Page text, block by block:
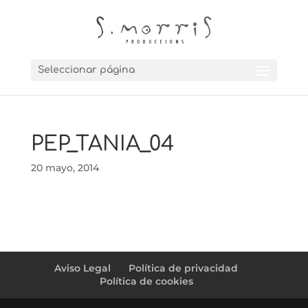
Seleccionar página
PEP_TANIA_04
20 mayo, 2014
Aviso Legal
Política de privacidad
Política de cookies